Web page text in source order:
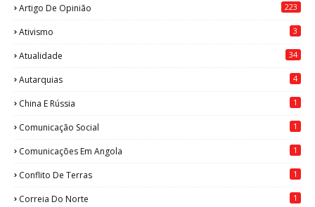
Artigo De Opinião 223
Ativismo 3
Atualidade 34
Autarquias 4
China E Rússia 1
Comunicação Social 1
Comunicações Em Angola 1
Conflito De Terras 1
Correia Do Norte 1